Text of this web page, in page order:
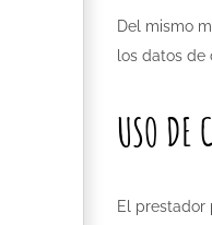
Del mismo
los datos de
USO DE
El prestador